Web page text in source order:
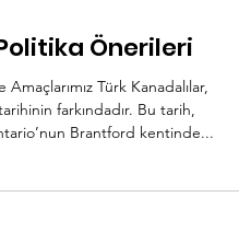
Önerileri
Amaçlarımız Türk Kanadalılar,
farkındadır. Bu tarih,
Brantford kentinde...